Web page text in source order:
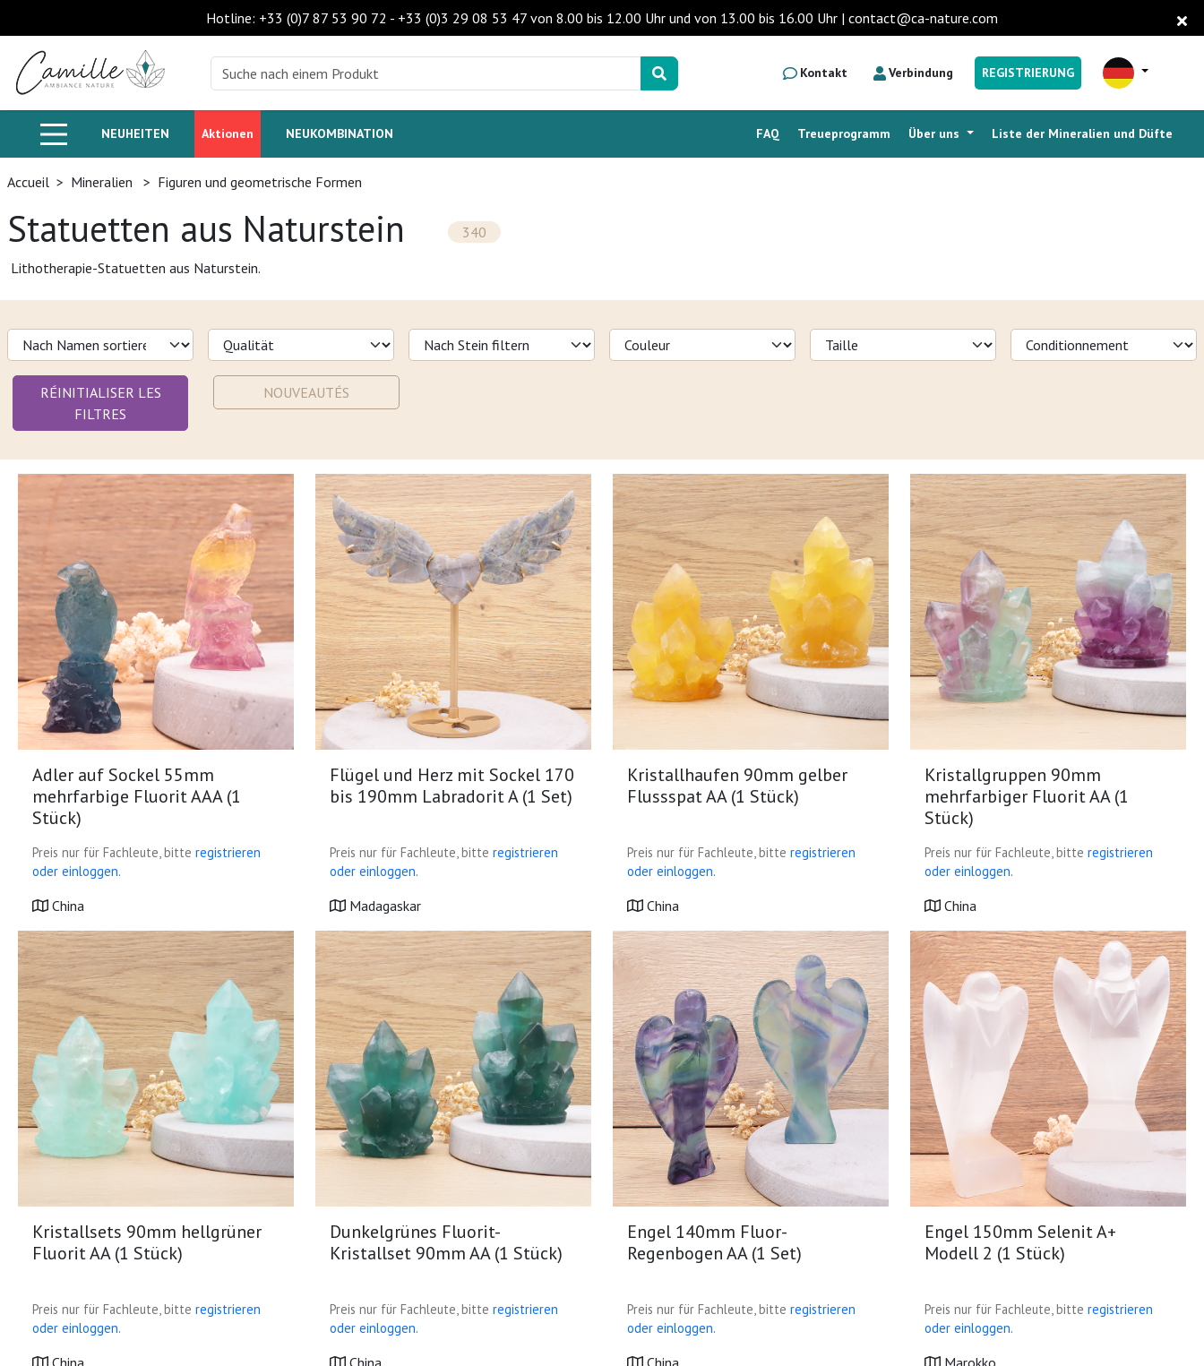
Hotline: +33 (0)7 87 53 90 72 - +33 (0)3 29 08 53 47 von 8.00 bis 12.00 Uhr und von 13.00 bis 16.00 Uhr | contact@ca-nature.com
Kontakt Verbindung REGISTRIERUNG
NEUHEITEN Aktionen NEUKOMBINATION Liste der Mineralien und Düfte
Über uns
Treueprogramm
FAQ
Accueil > Mineralien > Figuren und geometrische Formen
Statuetten aus Naturstein
340
Lithotherapie-Statuetten aus Naturstein.
RÉINITIALISER LES
FILTRES
NOUVEAUTÉS
Adler auf Sockel 55mm
mehrfarbige Fluorit AAA (1
Stück)
Preis nur für Fachleute, bitte registrieren
oder einloggen.
China
Flügel und Herz mit Sockel 170
bis 190mm Labradorit A (1 Set)
Preis nur für Fachleute, bitte registrieren
oder einloggen.
Madagaskar
Kristallhaufen 90mm gelber
Flussspat AA (1 Stück)
Preis nur für Fachleute, bitte registrieren
oder einloggen.
China
Kristallgruppen 90mm
mehrfarbiger Fluorit AA (1
Stück)
Preis nur für Fachleute, bitte registrieren
oder einloggen.
China
Kristallsets 90mm hellgrüner
Fluorit AA (1 Stück)
Preis nur für Fachleute, bitte registrieren
oder einloggen.
China
Dunkelgrünes Fluorit-
Kristallset 90mm AA (1 Stück)
Preis nur für Fachleute, bitte registrieren
oder einloggen.
China
Engel 140mm Fluor-
Regenbogen AA (1 Set)
Preis nur für Fachleute, bitte registrieren
oder einloggen.
China
Engel 150mm Selenit A+
Modell 2 (1 Stück)
Preis nur für Fachleute, bitte registrieren
oder einloggen.
Marokko